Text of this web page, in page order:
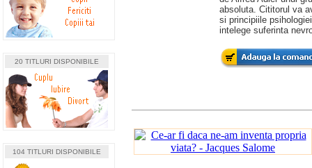
20 TITLURI DISPONIBILE
104 TITLURI DISPONIBILE
absoluta. Cititorul va
si principiile
intelege suferinta